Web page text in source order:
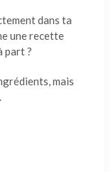
dans ta
une recette
part ?
mais